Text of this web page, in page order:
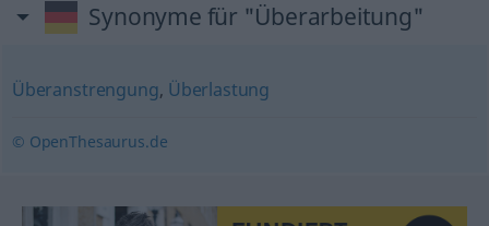
Synonyme für "Überarbeitung"
Überanstrengung, Überlastung
© OpenThesaurus.de